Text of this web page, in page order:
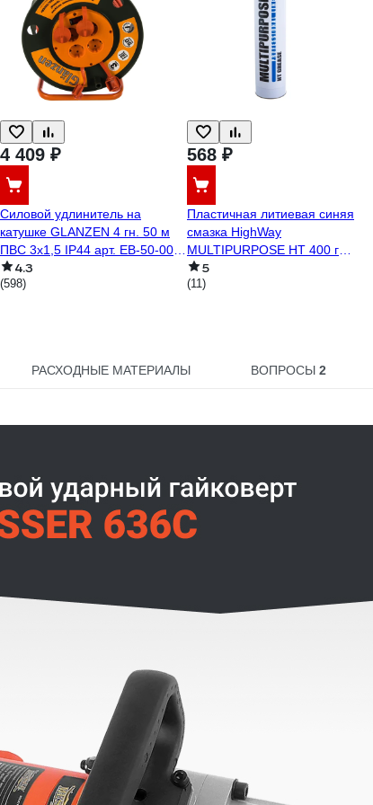
4 409 ₽
Силовой удлинитель на
катушке GLANZEN 4 гн. 50 м
ПВС 3x1,5 IP44 арт. EB-50-007
00012294
4.3
(598)
568 ₽
Пластичная литиевая синяя
смазка HighWay
MULTIPURPOSE HT 400 г
10068
5
(11)
РАСХОДНЫЕ МАТЕРИАЛЫ ВОПРОСЫ2